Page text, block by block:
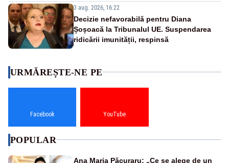
3 aug. 2026, 16:22
Decizie nefavorabilă pentru Diana
Șoșoacă la Tribunalul UE. Suspendarea
ridicării imunității, respinsă
URMĂREȘTE-NE PE
Facebook YouTube
POPULAR
Ana Maria Păcuraru: „Ce se alege de un